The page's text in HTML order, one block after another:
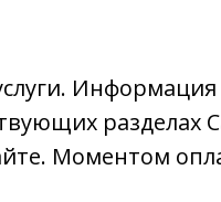
Информация
разделах
Моментом